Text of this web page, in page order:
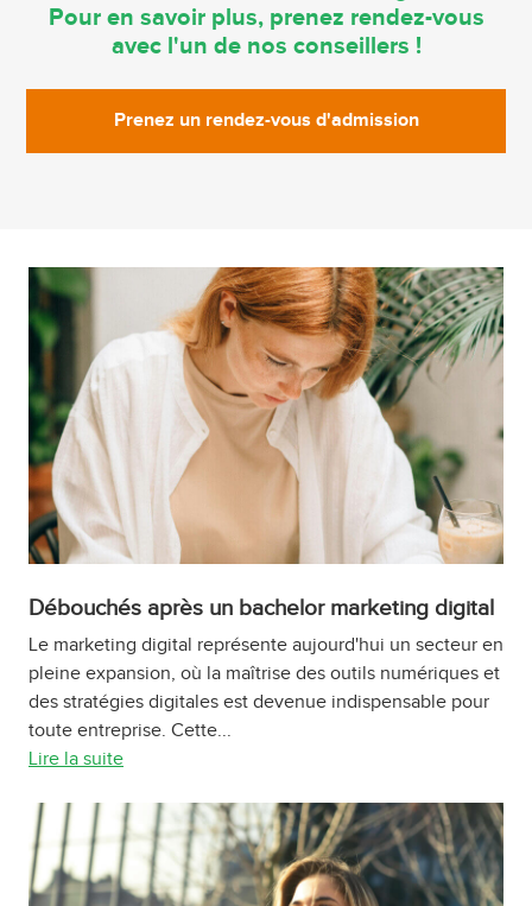
Pour en savoir plus, prenez rendez-vous
avec l'un de nos conseillers !
Prenez un rendez-vous d'admission
Débouchés après un bachelor marketing digital
Le marketing digital représente aujourd'hui un secteur en
pleine expansion, où la maîtrise des outils numériques et
des stratégies digitales est devenue indispensable pour
toute entreprise. Cette...
Lire la suite